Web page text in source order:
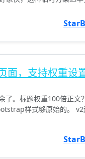
面，支持权重设
了。标题权重100倍正文
样式够原始的。 v2